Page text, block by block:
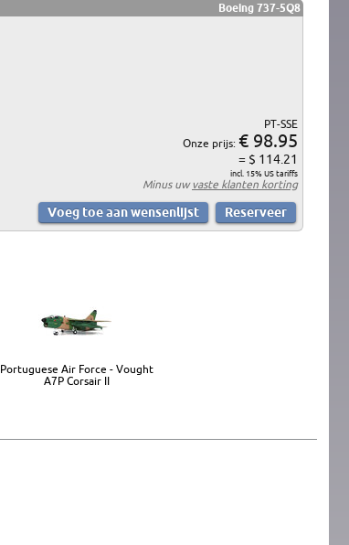
Boeing 737-5Q8
PT-SSE
Onze prijs: € 98.95
= $ 114.21
incl. 15% US tariffs
Minus uwvaste klanten korting
Portuguese Air Force - Vought
A7P Corsair II